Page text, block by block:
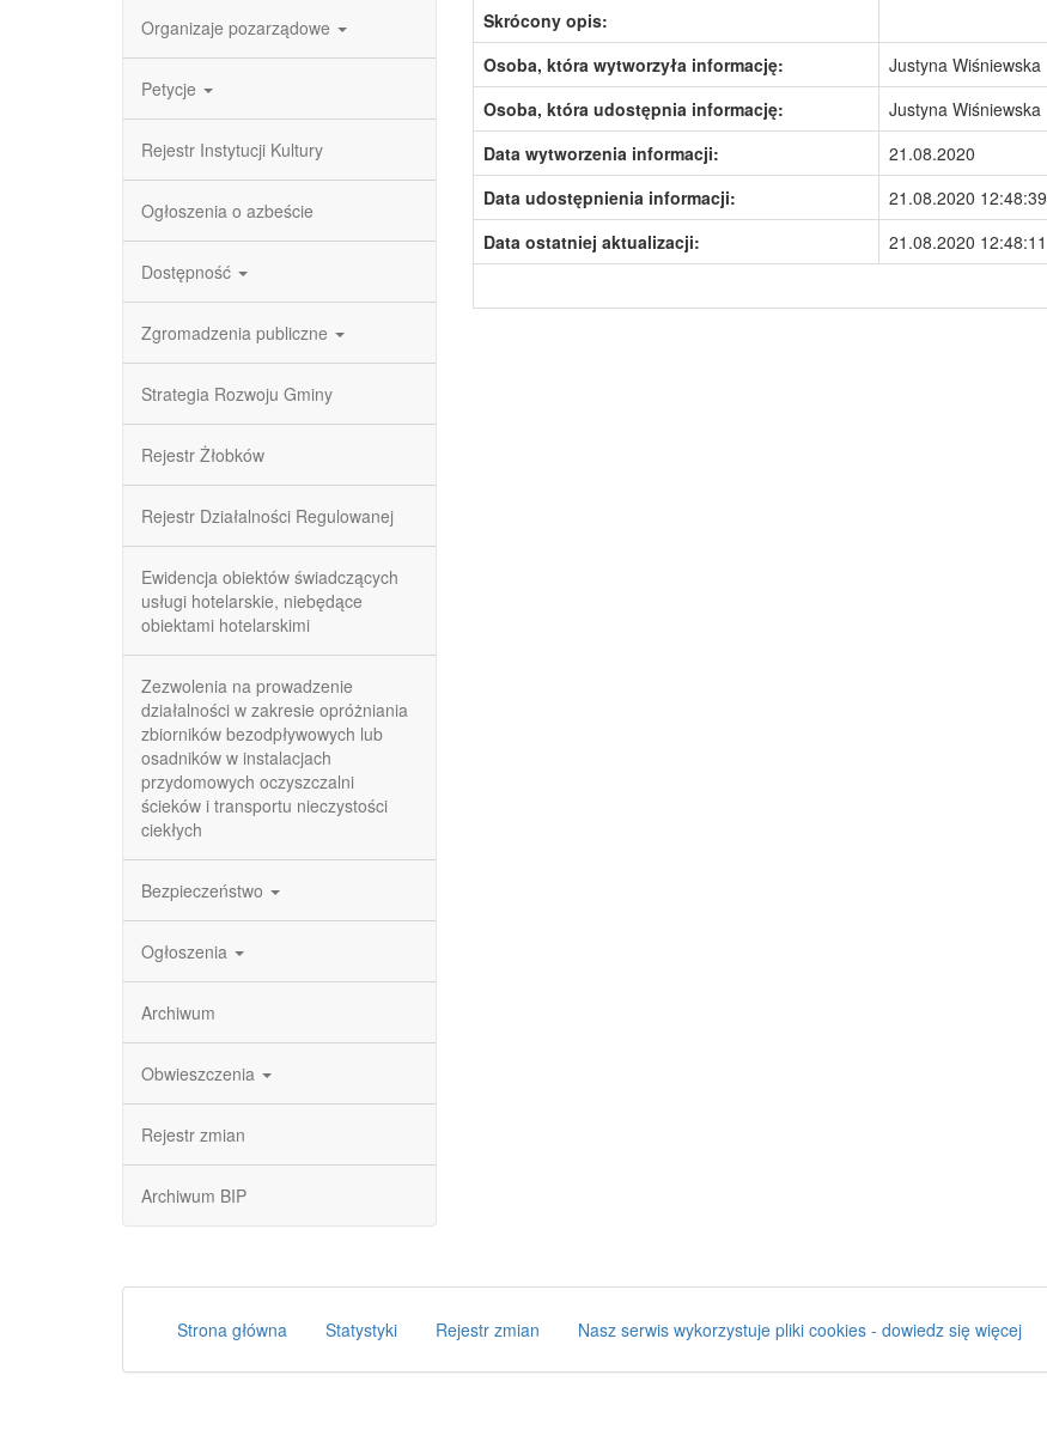
Organizaje pozarządowe
Petycje
Rejestr Instytucji Kultury
Ogłoszenia o azbeście
Dostępność
Zgromadzenia publiczne
Strategia Rozwoju Gminy
Rejestr Żłobków
Rejestr Działalności Regulowanej
Ewidencja obiektów świadczących
usługi hotelarskie, niebędące
obiektami hotelarskimi
Zezwolenia na prowadzenie
działalności w zakresie opróżniania
zbiorników bezodpływowych lub
osadników w instalacjach
przydomowych oczyszczalni
ścieków i transportu nieczystości
ciekłych
Bezpieczeństwo
Ogłoszenia
Archiwum
Obwieszczenia
Rejestr zmian
Archiwum BIP
Skrócony opis:
Osoba, która wytworzyła informację:
Justyna Wiśniewska
Osoba, która udostępnia informację:
Justyna Wiśniewska
Data wytworzenia informacji:
21.08.2020
Data udostępnienia informacji:
21.08.2020 12:48:39
Data ostatniej aktualizacji:
21.08.2020 12:48:11
Strona główna Statystyki Rejestr zmian Nasz serwis wykorzystuje pliki cookies - dowiedz się więcej